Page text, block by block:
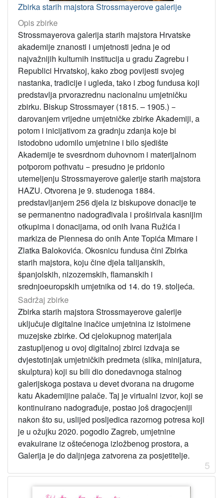
Zbirka starih majstora Strossmayerove galerije
Opis zbirke
Strossmayerova galerija starih majstora Hrvatske
akademije znanosti i umjetnosti jedna je od
najvažnijih kulturnih institucija u gradu Zagrebu i
Republici Hrvatskoj, kako zbog povijesti svojeg
nastanka, tradicije i ugleda, tako i zbog fundusa koji
predstavlja prvorazrednu nacionalnu umjetničku
zbirku. Biskup Strossmayer (1815. – 1905.) −
darovanjem vrijedne umjetničke zbirke Akademiji, a
potom i inicijativom za gradnju zdanja koje bi
istodobno udomilo umjetnine i bilo sjedište
Akademije te svesrdnom duhovnom i materijalnom
potporom pothvatu − presudno je pridonio
utemeljenju Strossmayerove galerije starih majstora
HAZU. Otvorena je 9. studenoga 1884.
predstavljanjem 256 djela iz biskupove donacije te
se permanentno nadograđivala i proširivala kasnijim
otkupima i donacijama, od onih Ivana Ružića i
markiza de Piennesa do onih Ante Topića Mimare i
Zlatka Balokovića. Okosnicu fundusa čini Zbirka
starih majstora, koju čine djela talijanskih,
španjolskih, nizozemskih, flamanskih i
srednjoeuropskih umjetnika od 14. do 19. stoljeća.
Sadržaj zbirke
Zbirka starih majstora Strossmayerove galerije
uključuje digitalne inačice umjetnina iz istoimene
muzejske zbirke. Od cjelokupnog materijala
zastupljenog u ovoj digitalnoj zbirci izdvaja se
dvjestotinjak umjetničkih predmeta (slika, minijatura,
skulptura) koji su bili dio donedavnoga stalnog
galerijskoga postava u devet dvorana na drugome
katu Akademijine palače. Taj je virtualni izvor, koji se
kontinuirano nadograđuje, postao još dragocjeniji
nakon što su, uslijed posljedica razornog potresa koji
je u ožujku 2020. pogodio Zagreb, umjetnine
evakuirane iz oštećenoga izložbenog prostora, a
Galerija je do daljnjega zatvorena za posjetitelje.
5